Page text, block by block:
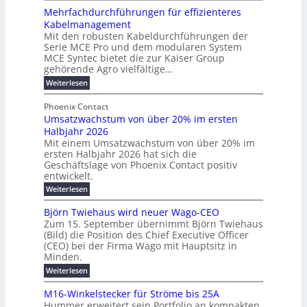
r
d
e
r
u
n
g
b
r
a
u
c
h
t
m
e
h
r
T
m
p
o
u
z
u
m
E
n
e
r
g
u
f
ü
r
m
o
d
e
r
n
e
E
e
t
w
i
c
k
e
l
e
N
H
-
S
i
c
h
e
r
u
n
s
l
a
e
k
o
r
d
b
e
t
e
i
l
i
g
u
n
g
b
e
i
m
0
2
6
Mehrfachdurchführungen für effizienteres
Kabelmanagement
Mit den robusten Kabeldurchführungen der
Serie MCE Pro und dem modularen System
MCE Syntec bietet die zur Kaiser Group
gehörende Agro vielfältige…
Weiterlesen:
M
h
r
f
a
c
h
d
u
r
c
f
ü
h
r
n
g
e
n
f
Phoenix Contact
Umsatzwachstum von über 20% im ersten
Halbjahr 2026
Mit einem Umsatzwachstum von über 20% im
ersten Halbjahr 2026 hat sich die
Geschäftslage von Phoenix Contact positiv
entwickelt.
Weiterlesen:
U
m
s
a
t
z
a
c
h
s
t
Björn Twiehaus wird neuer Wago-CEO
Zum 15. September übernimmt Björn Twiehaus
(Bild) die Position des Chief Executive Officer
(CEO) bei der Firma Wago mit Hauptsitz in
Minden.
Weiterlesen:
B
ö
M16-Winkelstecker für Ströme bis 25A